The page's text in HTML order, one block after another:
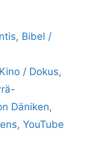
, Bibel /
/ Dokus,
Däniken,
, YouTube